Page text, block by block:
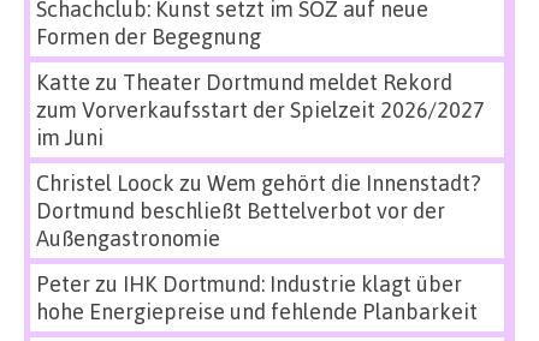
Schachclub: Kunst setzt im SÖZ auf neue
Formen der Begegnung
Katte zu Theater Dortmund meldet Rekord
zum Vorverkaufsstart der Spielzeit 2026/2027
im Juni
Christel Loock zu Wem gehört die Innenstadt?
Dortmund beschließt Bettelverbot vor der
Außengastronomie
Peterzu IHK Dortmund: Industrie klagt über
hohe Energiepreise und fehlende Planbarkeit